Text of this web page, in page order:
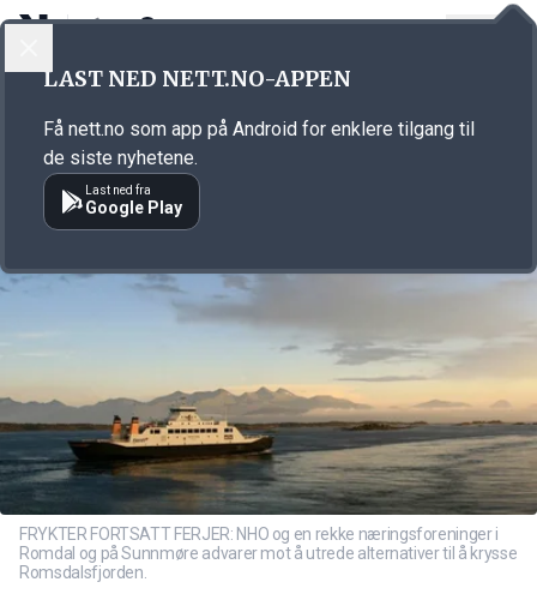
Annonsørinnhold
FRYKTER FORTSATT FERJER: NHO og en rekke næringsforeninger i
Romdal og på Sunnmøre advarer mot å utrede alternativer til å krysse
Romsdalsfjorden.
LAST NED NETT.NO-APPEN
Få nett.no som app på Android for enklere tilgang til
de siste nyhetene.
Last ned fra
Google Play